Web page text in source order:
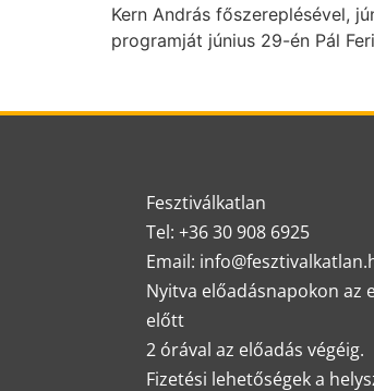
Kern András főszereplésével,
programját június 29-én Pál
Fesztiválkatlan
Tel: +36 30 908 6925
Email:
Nyitva előadásnapokon az
előtt
2 órával az előadás végéig.
Fizetési lehetőségek a